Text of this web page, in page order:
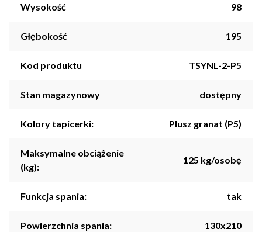
Wysokość 98
Głębokość 195
Kod produktu TSYNL-2-P5
Stan magazynowy dostępny
Kolory tapicerki: Plusz granat (P5)
Maksymalne obciążenie
(kg):
125 kg/osobę
Funkcja spania: tak
Powierzchnia spania: 130x210